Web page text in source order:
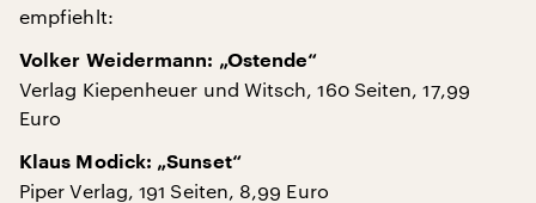
empfiehlt:
Volker Weidermann: „Ostende“
Verlag Kiepenheuer und Witsch, 160 Seiten, 17,99
Euro
Klaus Modick: „Sunset“
Piper Verlag, 191 Seiten, 8,99 Euro